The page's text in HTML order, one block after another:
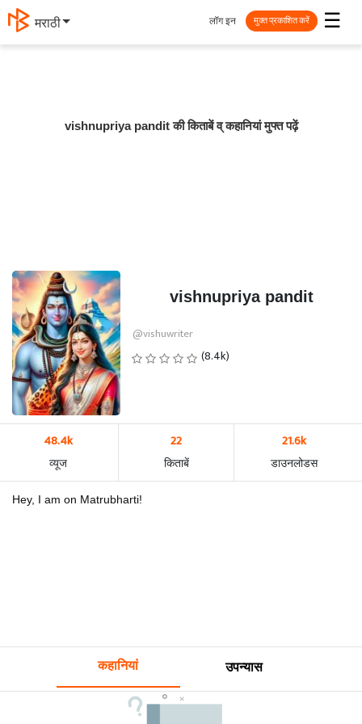
मराठी ☰
लॉग इन मुक्त प्रकाशित करें
vishnupriya pandit की किताबें व् कहानियां मुफ्त पढ़ें
vishnupriya pandit
@vishuwriter
(8.4k)
48.4k
व्यूज
22
किताबें
21.6k
डाउनलोडस
Hey, I am on Matrubharti!
कहानियां उपन्यास